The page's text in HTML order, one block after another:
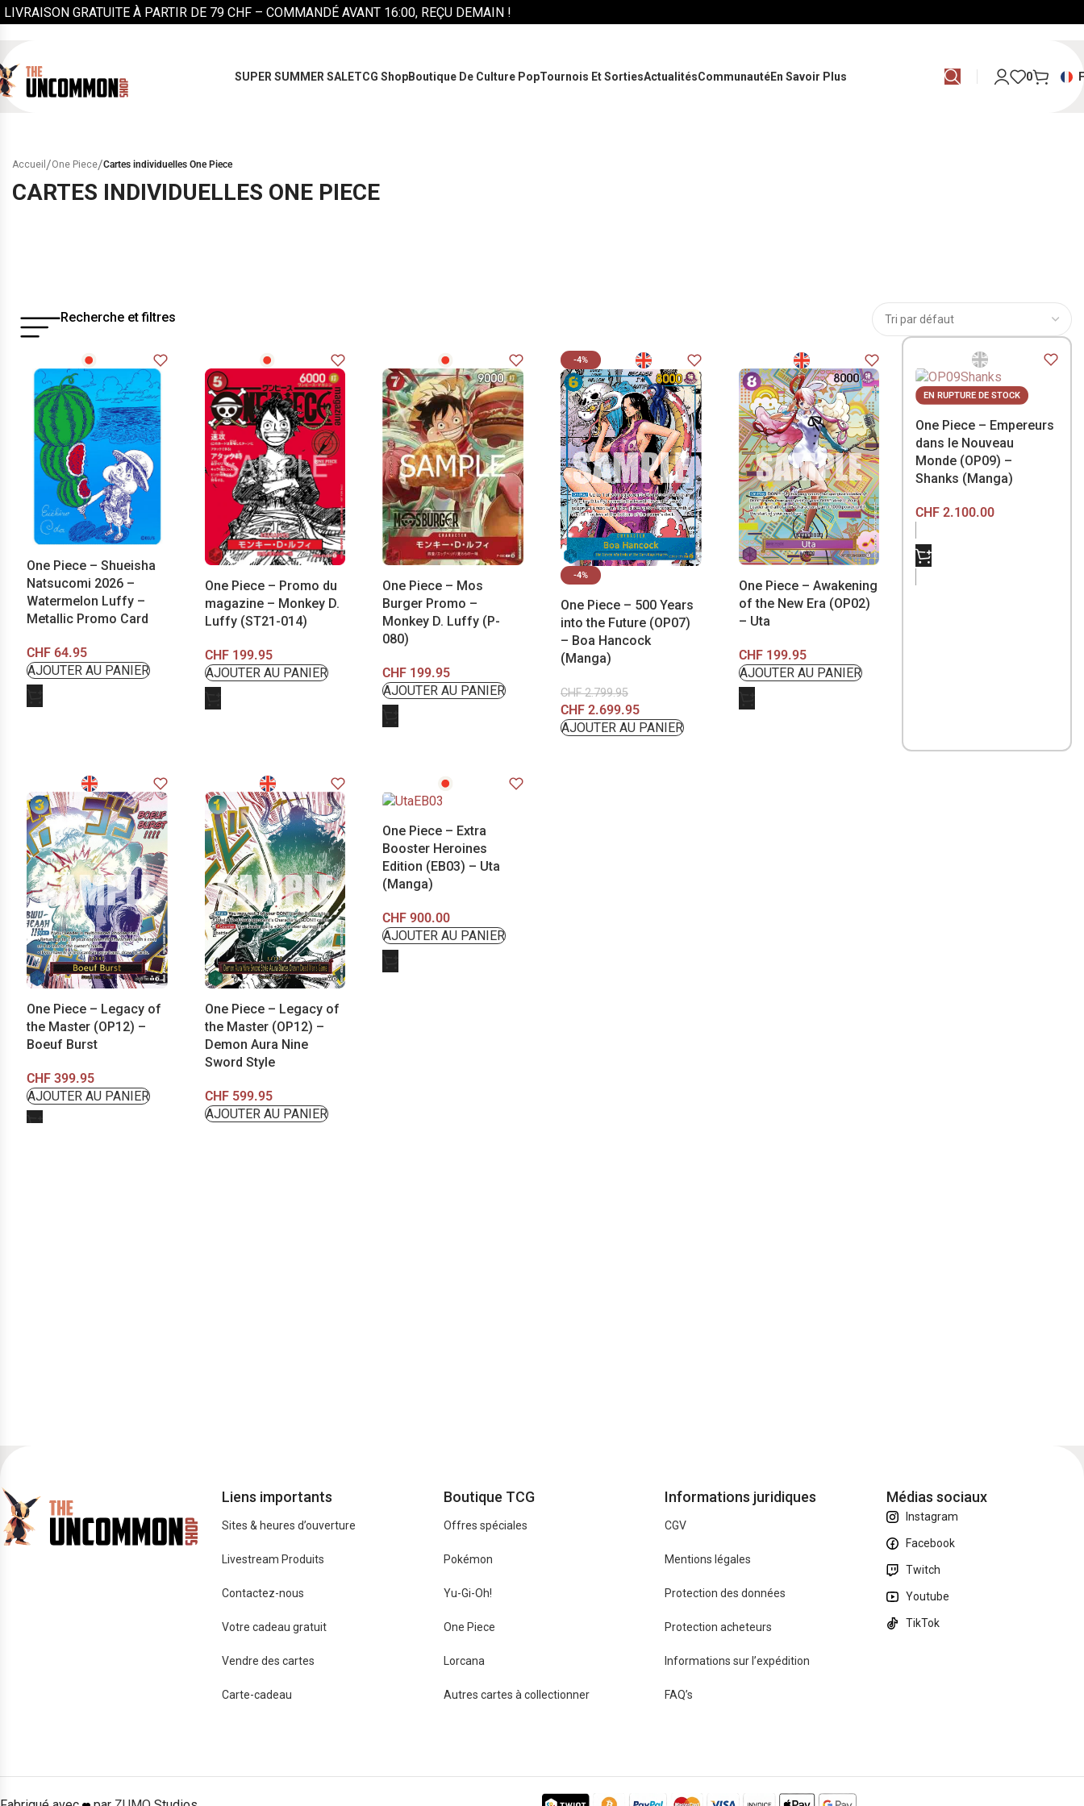
LIVRAISON GRATUITE À PARTIR DE 79 CHF – COMMANDÉ AVANT 16:00, REÇU DEMAIN !
SUPER SUMMER SALETCG ShopBoutique De Culture PopTournois Et SortiesActualitésCommunautéEn Savoir Plus 0
Accueil /One Piece/Cartes individuelles One Piece
CARTES INDIVIDUELLES ONE PIECE
Recherche et filtres
One Piece – Shueisha
Natsucomi 2026 –
Watermelon Luffy –
Metallic Promo Card
CHF 64.95
One Piece – Promo du
magazine – Monkey D.
Luffy (ST21-014)
CHF199.95
One Piece – Mos
Burger Promo –
Monkey D. Luffy (P-
080)
CHF 199.95
-4%
-4%
One Piece – 500 Years
into the Future (OP07)
– Boa Hancock
(Manga)
CHF2.799.95
CHF2.699.95
One Piece – Awakening
of the New Era (OP02)
– Uta
CHF199.95
EN RUPTURE DE STOCK
One Piece – Empereurs
dans le Nouveau
Monde (OP09) –
Shanks (Manga)
CHF 2.100.00
One Piece – Legacy of
the Master (OP12) –
Boeuf Burst
CHF 399.95
One Piece – Legacy of
the Master (OP12) –
Demon Aura Nine
Sword Style
CHF599.95
One Piece – Extra
Booster Heroines
Edition (EB03) – Uta
(Manga)
CHF 900.00
Liens importants
Sites & heures d’ouverture
Livestream Produits
Contactez-nous
Votre cadeau gratuit
Vendre des cartes
Carte-cadeau
Boutique TCG
Offres spéciales
Pokémon
Yu-Gi-Oh!
One Piece
Lorcana
Autres cartes à collectionner
Informations juridiques
CGV
Mentions légales
Protection des données
Protection acheteurs
Informations sur l’expédition
FAQ’s
Médias sociaux
Instagram
Facebook
Twitch
Youtube
TikTok